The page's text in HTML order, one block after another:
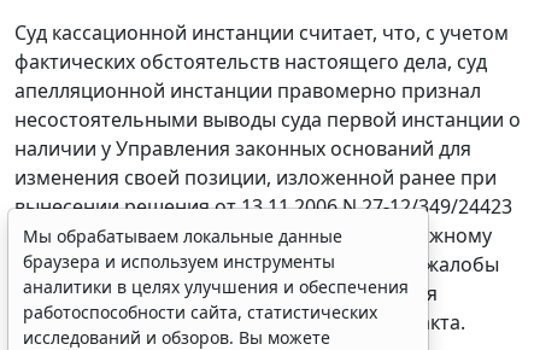
Суд кассационной инстанции считает, что, с учетом
фактических обстоятельств настоящего дела, суд
апелляционной инстанции правомерно признал
несостоятельными выводы суда первой инстанции о
наличии у Управления законных оснований для
изменения своей позиции, изложенной ранее при
вынесении решения от 13.11.2006 N 27-12/349/24423
об отмене решения ИФНС по Железнодорожному
району г. Самары в порядке рассмотрения жалобы
ОАО "Самарский хлебозавод N 2", и издания
обжалуемого ненормативного правового акта.
Мы обрабатываем локальные данные
браузера и используем инструменты
аналитики в целях улучшения и обеспечения
работоспособности сайта, статистических
исследований и обзоров. Вы можете